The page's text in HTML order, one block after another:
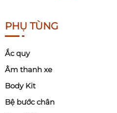
PHỤ TÙNG
Ắc quy
Âm thanh xe
Body Kit
Bệ bước chân